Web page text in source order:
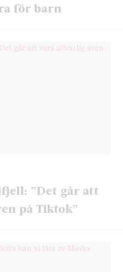
för barn
”Det går att
på Tiktok”